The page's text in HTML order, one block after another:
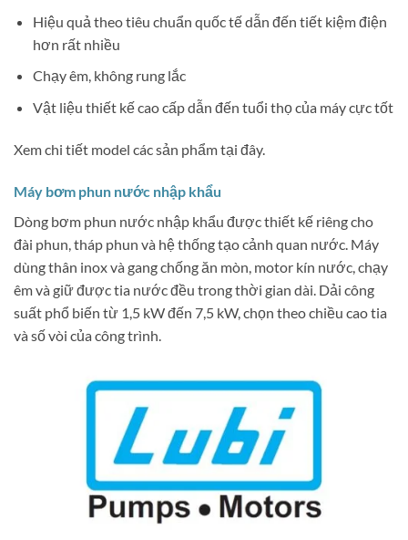
Hiệu quả theo tiêu chuẩn quốc tế dẫn đến tiết kiệm điện
hơn rất nhiều
Chạy êm, không rung lắc
Vật liệu thiết kế cao cấp dẫn đến tuổi thọ của máy cực tốt
Xem chi tiết model các sản phẩm tại đây.
Máy bơm phun nước nhập khẩu
Dòng bơm phun nước nhập khẩu được thiết kế riêng cho
đài phun, tháp phun và hệ thống tạo cảnh quan nước. Máy
dùng thân inox và gang chống ăn mòn, motor kín nước, chạy
êm và giữ được tia nước đều trong thời gian dài. Dải công
suất phổ biến từ 1,5 kW đến 7,5 kW, chọn theo chiều cao tia
và số vòi của công trình.